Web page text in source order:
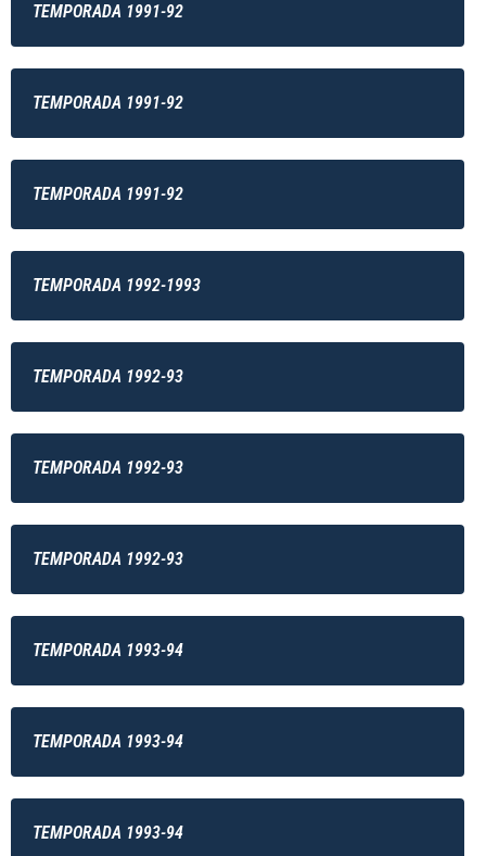
TEMPORADA 1991-92
TEMPORADA 1991-92
TEMPORADA 1991-92
TEMPORADA 1992-1993
TEMPORADA 1992-93
TEMPORADA 1992-93
TEMPORADA 1992-93
TEMPORADA 1993-94
TEMPORADA 1993-94
TEMPORADA 1993-94